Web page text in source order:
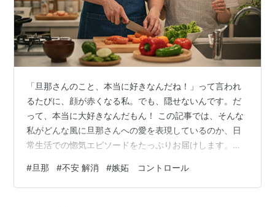
「旦那さんのこと、本当に好きなんだね！」って言われ
るたびに、顔が赤くなる私。でも、隠せないんです。だ
って、本当に大好きなんだもん！ この記事では、そんな
私がどんな風に旦那さんへの愛を表現しているのか、日
常生活での惚気エピソードをたっぷりお届けします。
も大丈夫！愛情表現の方法は人それぞれ。この記事を読
んで、「私ももっと旦那さんを大切にしたいな」って思
#旦那 #不安 解消 #嫉妬 コントロール